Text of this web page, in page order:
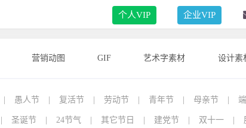
个人VIP 企业VIP
营销动图 GIF 艺术字素材 设计素
愚人节 复活节 劳动节 青年节 母亲节
圣诞节 24节气 其它节日 建党节 双十一